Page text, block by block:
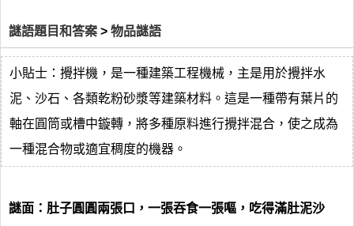
謎語題目和答案 > 物品謎語
小貼士：攪拌機，是一種建築工程機械，主是用於攪拌水
泥、沙石、各類乾粉砂漿等建築材料。這是一種帶有葉片的
軸在圓筒或槽中鏇轉，將多種原料進行攪拌混合，使之成為
一種混合物或適宜稠度的機器。
謎面：肚子圓圓兩張口，一張吞食一張嘔，吃得滿肚泥沙